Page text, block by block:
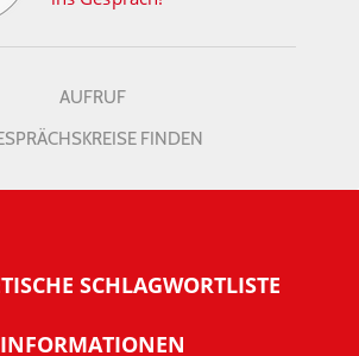
AUFRUF
FINDEN
SCHLAGWORTLISTE
INFORMATIONEN